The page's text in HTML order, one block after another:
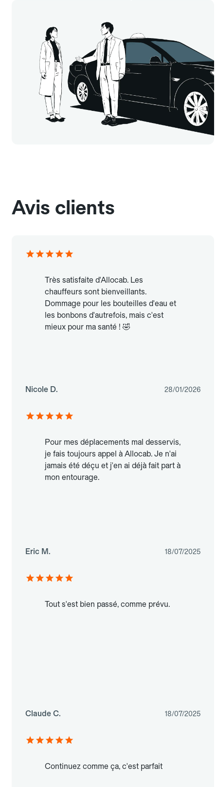
Avis clients
Très satisfaite d'Allocab. Les
chauffeurs sont bienveillants.
Dommage pour les bouteilles d'eau et
les bonbons d'autrefois, mais c'est
mieux pour ma santé ! 🤣
Nicole D. 28/01/2026
Pour mes déplacements mal desservis,
je fais toujours appel à Allocab. Je n'ai
jamais été déçu et j'en ai déjà fait part à
mon entourage.
Eric M. 18/07/2025
Tout s'est bien passé, comme prévu.
Claude C. 18/07/2025
Continuez comme ça, c'est parfait